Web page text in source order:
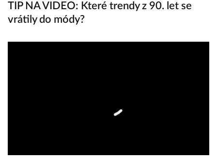
TIP NA VIDEO: Které trendy z 90. let se
vrátily do módy?